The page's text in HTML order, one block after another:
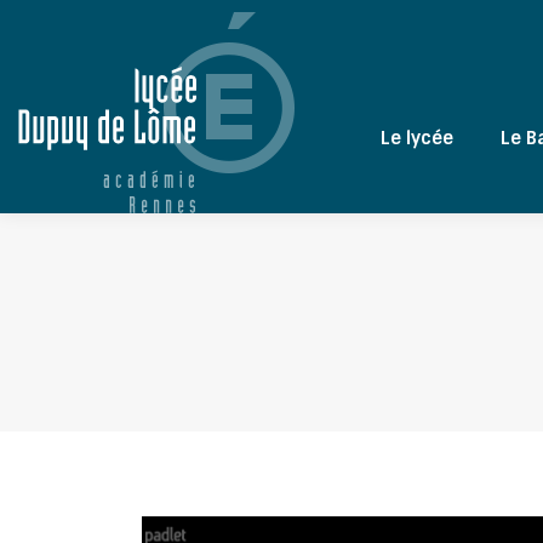
Le lycée Le